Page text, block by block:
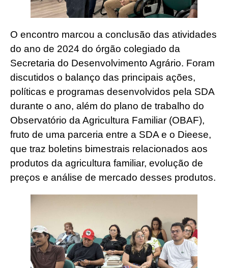
O encontro marcou a conclusão das atividades
do ano de 2024 do órgão colegiado da
Secretaria do Desenvolvimento Agrário. Foram
discutidos o balanço das principais ações,
políticas e programas desenvolvidos pela SDA
durante o ano, além do plano de trabalho do
Observatório da Agricultura Familiar (OBAF),
fruto de uma parceria entre a SDA e o Dieese,
que traz boletins bimestrais relacionados aos
produtos da agricultura familiar, evolução de
preços e análise de mercado desses produtos.